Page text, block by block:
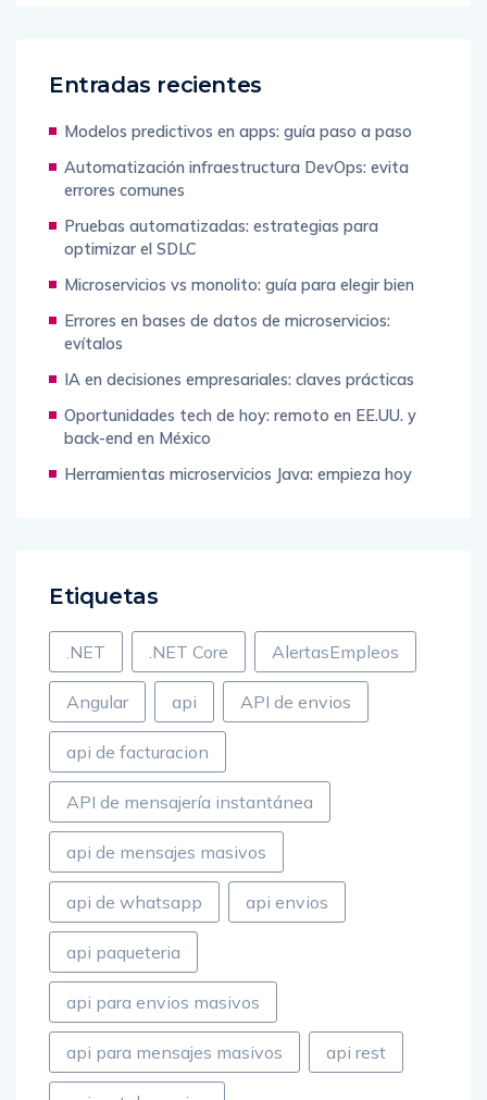
Automatización infraestructura DevOps: evita
Pruebas automatizadas: estrategias para
Errores en bases de datos de microservicios:
Oportunidades tech de hoy: remoto en EE.UU. y
.NET .NET Core AlertasEmpleos
Angular api API de envios
api de facturacion
API de mensajería instantánea
api de mensajes masivos
api de whatsapp api envios
api paqueteria
api para envios masivos
api para mensajes masivos api rest